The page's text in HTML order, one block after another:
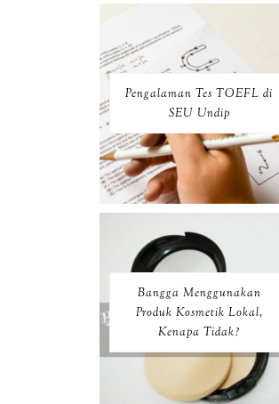
Pengalaman Tes TOEFL di
SEU Undip
Bangga Menggunakan
Produk Kosmetik Lokal,
Kenapa Tidak?